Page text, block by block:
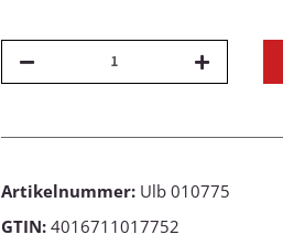
Artikelnummer: Ulb 010775
GTIN: 4016711017752